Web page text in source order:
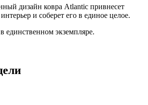
дизайн ковра Atlantic привнесет
и соберет его в единое целое.
единственном экземпляре.